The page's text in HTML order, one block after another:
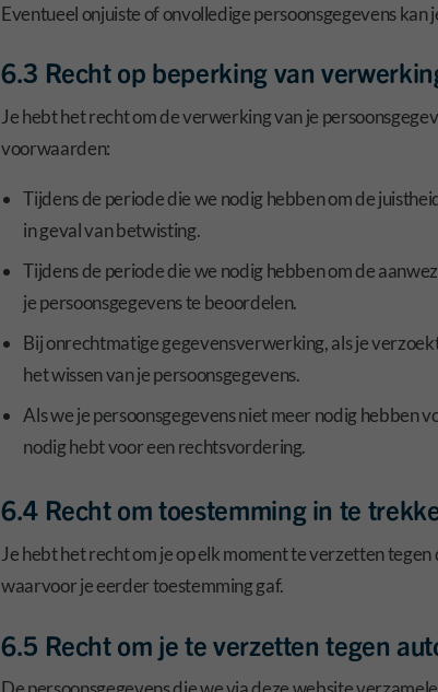
Eventueel onjuiste of onvolledige persoonsgegevens
6.3 Recht op beperking van
Je hebt het recht om de verwerking van je
voorwaarden:
Tijdens de periode die we nodig hebben om de
in geval van betwisting.
Tijdens de periode die we nodig hebben om de
je persoonsgegevens te beoordelen.
Bij onrechtmatige gegevensverwerking, als je
het wissen van je persoonsgegevens.
Als we je persoonsgegevens niet meer nodig hebben
nodig hebt voor een rechtsvordering.
6.4 Recht om toestemming in te
Je hebt het recht om je op elk moment te verzetten
waarvoor je eerder toestemming gaf.
6.5 Recht om je te verzetten tegen